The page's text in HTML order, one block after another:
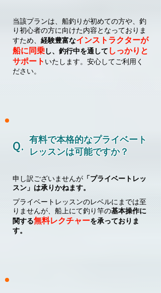
当該プランは、船釣りが初めての方や、釣
り初心者の方に向けた内容となっておりま
すため、 経験豊富なインストラクターが
船に同乗し、釣行中を通して しっかりと
サポート いたします。安心してご利用く
ださい。
Ｑ. 有料で本格的なプライベート
レッスンは可能ですか？
申し訳ございませんが 「プライベートレッ
スン」は承りかねます。
プライベートレッスンのレベルにまでは至
りませんが、船上にて釣り竿の基本操作に
関する無料レクチャーを承っておりま
す。